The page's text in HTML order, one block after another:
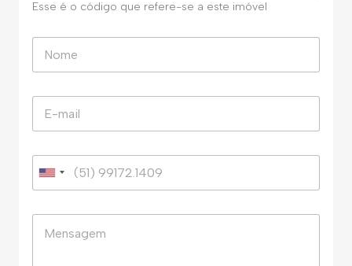
Esse é o código que refere-se a este imóvel